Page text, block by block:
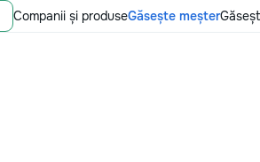
Companii și produseGăsește meșter